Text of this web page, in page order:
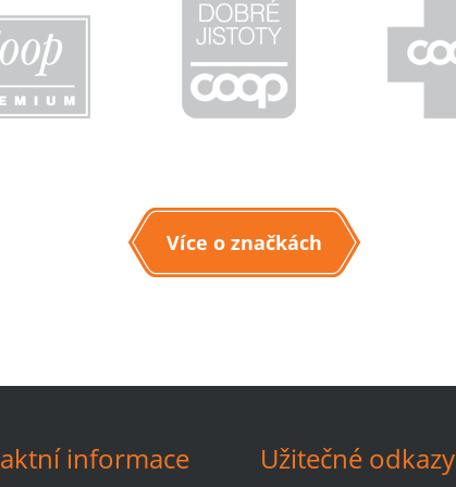
Více o značkách
informace Užitečné odkazy